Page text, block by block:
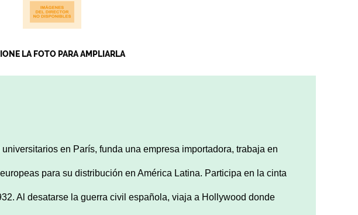
LA FOTO PARA AMPLIARLA
en París, funda una empresa importadora, trabaja en
para su distribución en América Latina. Participa en la cinta
Al desatarse la guerra civil española, viaja a Hollywood donde